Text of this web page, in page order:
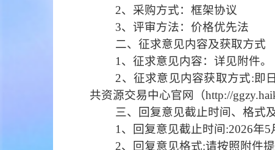
2、采购方式：框架协议
3、评审方法：价格优先法
二、征求意见内容及获取方式
1、征求意见内容：详见附件。
2、征求意见内容获取方式:即
共资源交易中心官网（http://
三、回复意见截止时间、格式
1、回复意见截止时间:2026年5
2、回复意见格式:请按照附件